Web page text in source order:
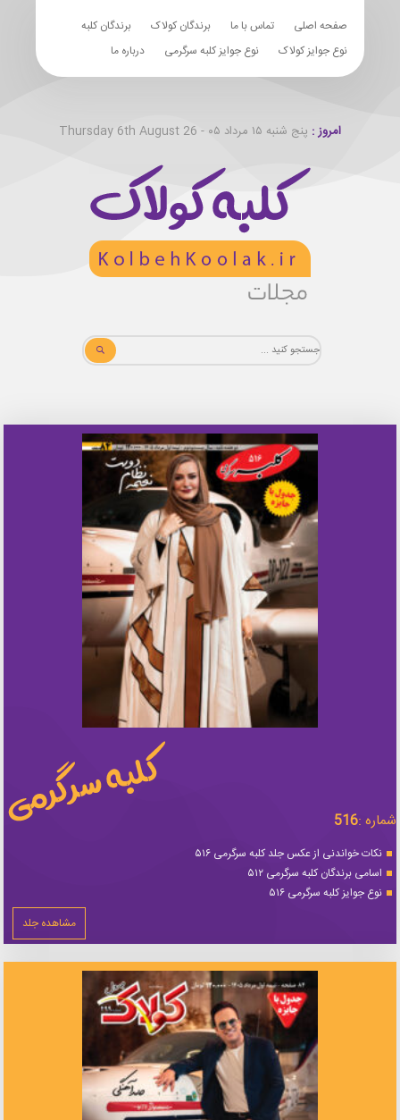
صفحه اصلی تماس با ما برندگان کولاک
برندگان کلبه
نوع جوایز کولاک
نوع جوایز کلبه سرگرمی درباره ما
امروز : پنج شنبه ۱۵ مرداد ۰۵ - Thursday 6th August 26
شماره :516
نکات خواندنی از عکس جلد کلبه سرگرمی ۵۱۶
اسامی برندگان کلبه سرگرمی ۵۱۲
نوع جوایز کلبه سرگرمی ۵۱۶
مشاهده جلد